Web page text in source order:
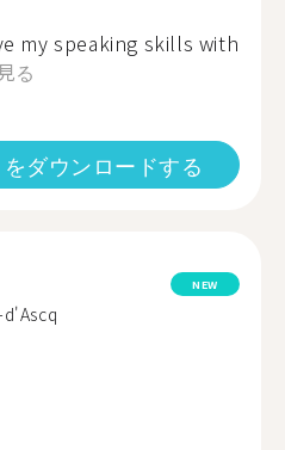
my speaking skills with
る
ダウンロードする
NEW